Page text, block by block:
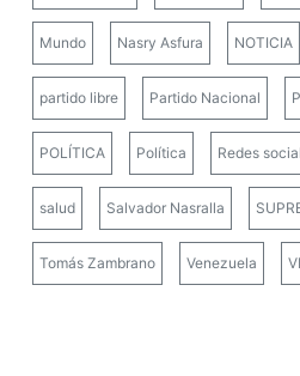
Mundo Nasry Asfura NOTICIA
partido libre Partido Nacional
POLÍTICA Política Redes
salud Salvador Nasralla
Tomás Zambrano Venezuela